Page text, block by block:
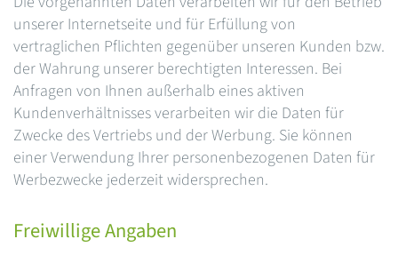
unserer Internetseite und für Erfüllung von
vertraglichen Pflichten gegenüber unseren Kunden bzw.
der Wahrung unserer berechtigten Interessen. Bei
Anfragen von Ihnen außerhalb eines aktiven
Kundenverhältnisses verarbeiten wir die Daten für
Zwecke des Vertriebs und der Werbung. Sie können
einer Verwendung Ihrer personenbezogenen Daten für
Werbezwecke jederzeit widersprechen.
Freiwillige Angaben